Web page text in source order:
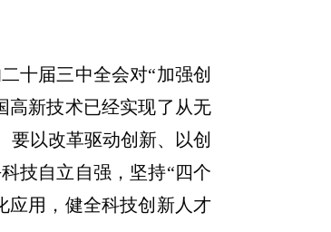
十届三中全会对“加强创
高新技术已经实现了从无
要以改革驱动创新、以创
技自立自强，坚持“四个
应用，健全科技创新人才